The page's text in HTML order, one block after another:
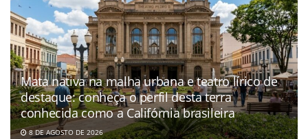
Mata nativa na malha urbana e teatro lírico de
destaque: conheça o perfil desta terra
conhecida como a Califórnia brasileira
8 DE AGOSTO DE 2026